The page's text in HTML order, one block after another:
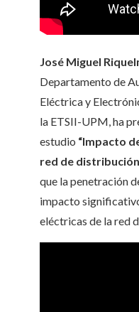
José Miguel
Departamento de
Eléctrica y
la ETSII-UPM, ha
estudio “Impacto
red de
que la penetración
impacto
eléctricas de la red